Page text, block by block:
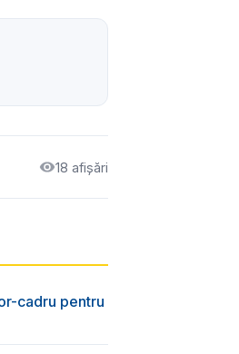
18 afișări
cadru pentru